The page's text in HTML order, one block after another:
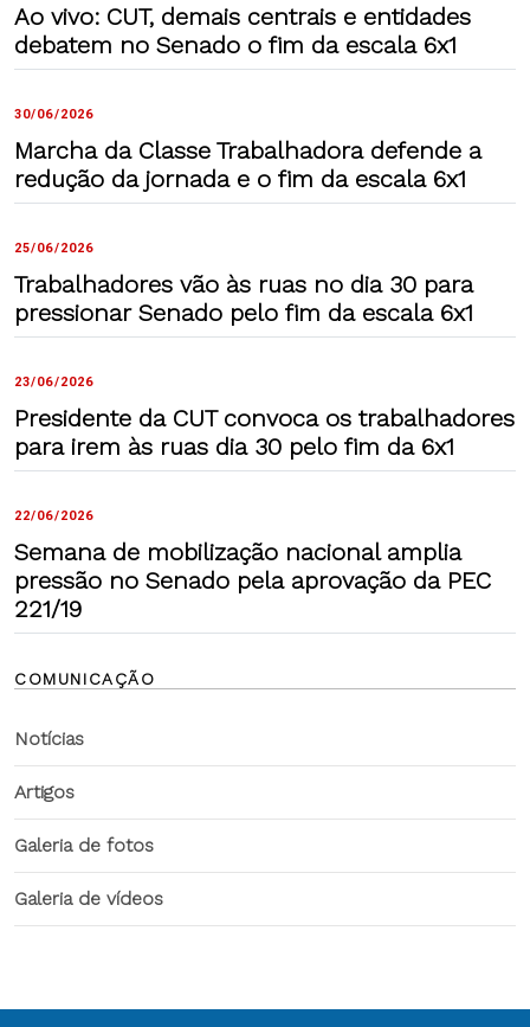
Ao vivo: CUT, demais centrais e entidades
debatem no Senado o fim da escala 6x1
30/06/2026
Marcha da Classe Trabalhadora defende a
redução da jornada e o fim da escala 6x1
25/06/2026
Trabalhadores vão às ruas no dia 30 para
pressionar Senado pelo fim da escala 6x1
23/06/2026
Presidente da CUT convoca os trabalhadores
para irem às ruas dia 30 pelo fim da 6x1
22/06/2026
Semana de mobilização nacional amplia
pressão no Senado pela aprovação da PEC
221/19
COMUNICAÇÃO
Notícias
Artigos
Galeria de fotos
Galeria de vídeos